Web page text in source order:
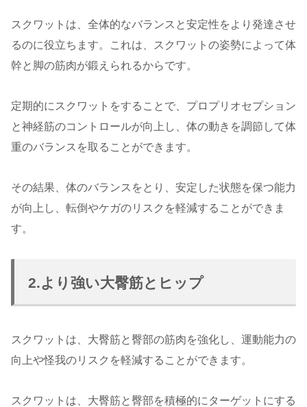
スクワットは、全体的なバランスと安定性をより発達させ
るのに役立ちます。これは、スクワットの姿勢によって体
幹と脚の筋肉が鍛えられるからです。
定期的にスクワットをすることで、プロプリオセプション
と神経筋のコントロールが向上し、体の動きを調節して体
重のバランスを取ることができます。
その結果、体のバランスをとり、安定した状態を保つ能力
が向上し、転倒やケガのリスクを軽減することができま
す。
2.より強い大臀筋とヒップ
スクワットは、大臀筋と臀部の筋肉を強化し、運動能力の
向上や怪我のリスクを軽減することができます。
スクワットは、大臀筋と臀部を積極的にターゲットにする